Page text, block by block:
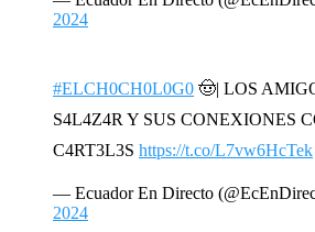
2024
#ELCH0CH0L0G0 🤠| LOS
S4L4Z4R Y SUS CONEXIONES
C4RT3L3S https://t.co/L7vw6HcTek
— Ecuador En Directo
2024